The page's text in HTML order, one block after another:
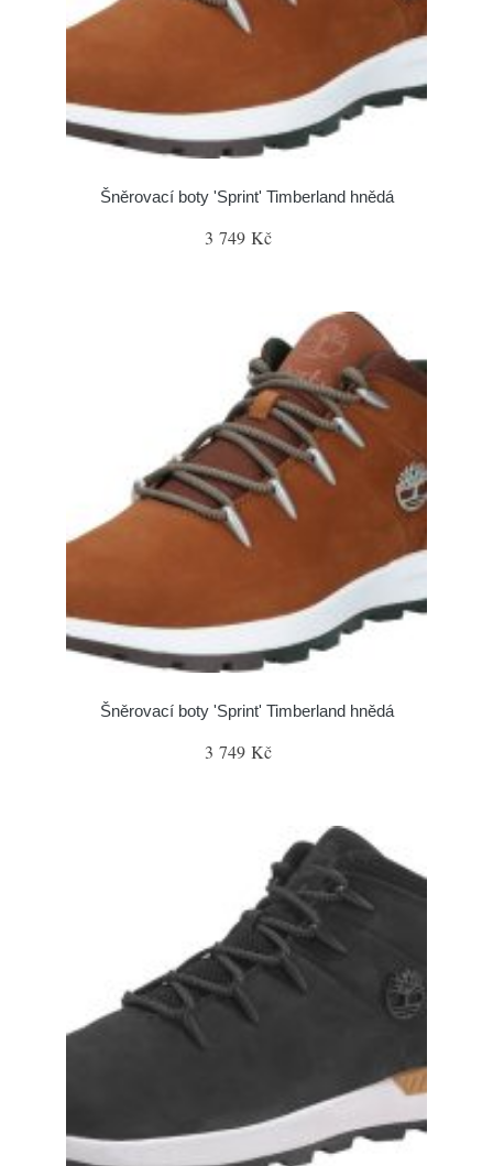
Šněrovací boty 'Sprint' Timberland hnědá
3 749 Kč
Šněrovací boty 'Sprint' Timberland hnědá
3 749 Kč